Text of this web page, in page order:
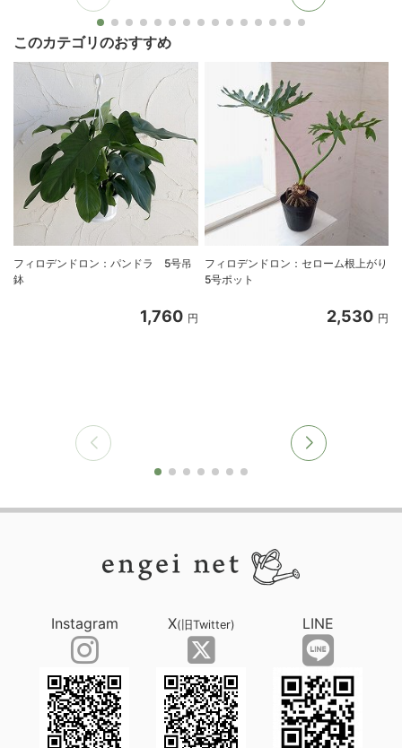
このカテゴリのおすすめ
フィロデンドロン：パンドラ 5号吊
鉢
1,760 円
フィロデンドロン：セローム根上がり
5号ポット
2,530 円
Instagram X(旧Twitter) LINE